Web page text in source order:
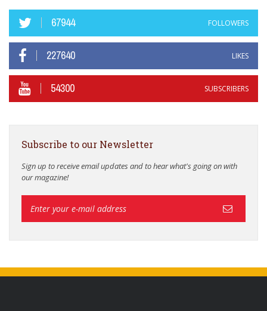
67944 FOLLOWERS
227640 LIKES
54300 SUBSCRIBERS
Subscribe to our Newsletter
Sign up to receive email updates and to hear what's going on with
our magazine!